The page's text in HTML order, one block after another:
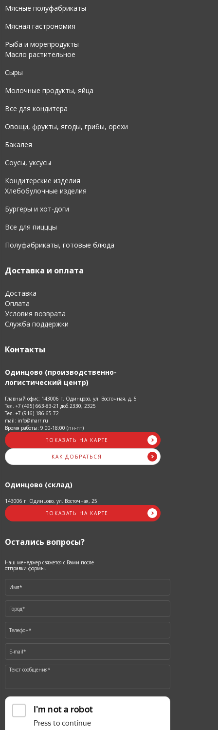
Мясные полуфабрикаты
Мясная гастрономия
Рыба и морепродукты
Масло растительное
Сыры
Молочные продукты, яйца
Все для кондитера
Овощи, фрукты, ягоды, грибы, орехи
Бакалея
Соусы, уксусы
Кондитерские изделия
Хлебобулочные изделия
Бургеры и хот-доги
Все для пицццы
Полуфабрикаты, готовые блюда
Доставка и оплата
Доставка
Оплата
Условия возврата
Служба поддержки
Контакты
Одинцово (производственно-
логистический центр)
Главный офис: 143006 г. Одинцово, ул. Восточная, д. 5
Тел. +7 (495) 663-83-21 доб.2330, 2325
Тел. +7 (916) 186-65-72
mail: info@marr.ru
Время работы: 9:00-18:00 (пн-пт)
ПОКАЗАТЬ НА КАРТЕ
КАК ДОБРАТЬСЯ
Одинцово (склад)
143006 г. Одинцово, ул. Восточная, 25
ПОКАЗАТЬ НА КАРТЕ
Остались вопросы?
Наш менеджер свяжется с Вами после
отправки формы.